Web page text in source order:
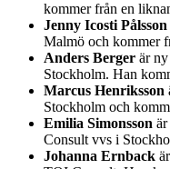
kommer från en
Jenny Icosti Pålsson
Malmö och kommer
Anders Berger är
Stockholm. Han
Marcus Henriksson
Stockholm och
Emilia Simonsson
Consult vvs i
Johanna Ernback